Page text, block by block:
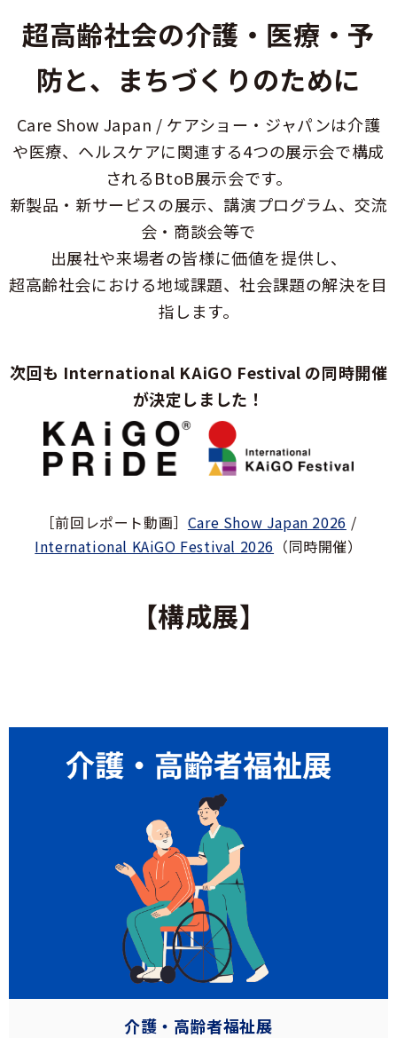
超高齢社会の介護・医療・予
防と、まちづくりのために
Care Show Japan / ケアショー・ジャパンは介護
や医療、ヘルスケアに関連する4つの展示会で構成
されるBtoB展示会です。
新製品・新サービスの展示、講演プログラム、交流
会・商談会等で
出展社や来場者の皆様に価値を提供し、
超高齢社会における地域課題、社会課題の解決を目
指します。
次回も International KAiGO Festival の同時開催
が決定しました！
［前回レポート動画］ Care Show Japan 2026 /
International KAiGO Festival 2026 （同時開催）
【構成展】
介護・高齢者福祉展